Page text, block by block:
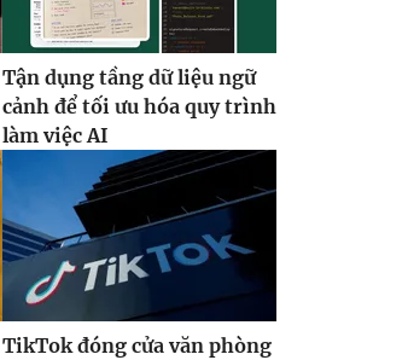
Tận dụng tầng dữ liệu ngữ
cảnh để tối ưu hóa quy trình
làm việc AI
TikTok đóng cửa văn phòng